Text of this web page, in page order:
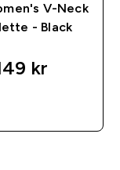
V-Neck
- Black
kr‎